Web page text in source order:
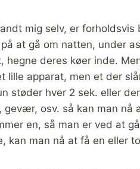
mig selv, er
at gå om natten, under
hegne deres køer inde.
lille apparat, men et der
støder hver 2 sek. eller
gevær, osv. så kan man
en, så man er ved at
kan man nå at få en eller